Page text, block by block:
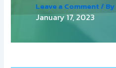
Leave a Comment / By
January 17, 2023